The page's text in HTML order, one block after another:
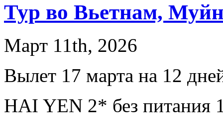
Тур во Вьетнам,
Март 11th, 2026
Вылет 17 марта на 12
HAI YEN 2* без питания